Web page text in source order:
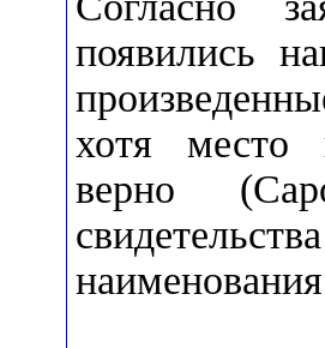
появились
хотя место
верно